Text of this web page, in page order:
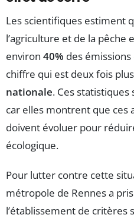
Les scientifiques estiment
l’agriculture et de la
environ 40% des
chiffre qui est deux fois
nationale. Ces
car elles montrent que ces
doivent évoluer pour
écologique.
Pour lutter contre cette
métropole de Rennes a
l’établissement de critères